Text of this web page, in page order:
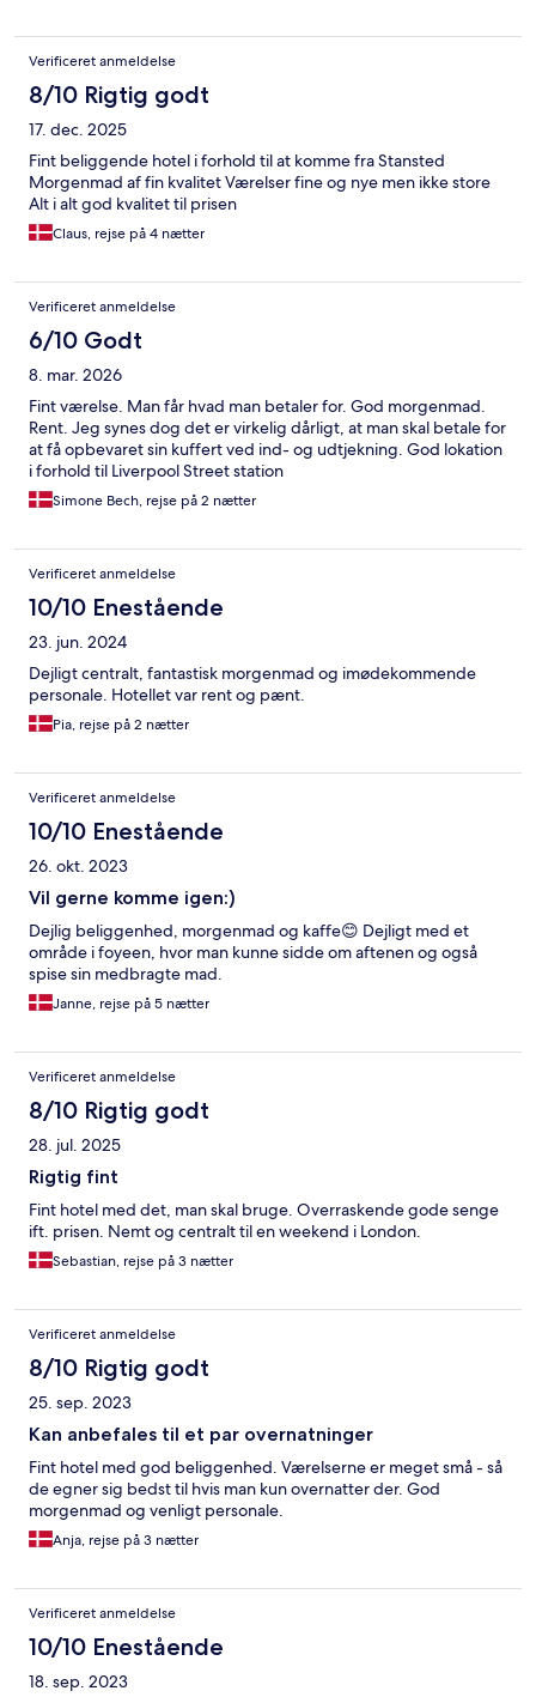
Verificeret anmeldelse
8/10 Rigtig godt
17. dec. 2025
Fint beliggende hotel i forhold til at komme fra Stansted
Morgenmad af fin kvalitet Værelser fine og nye men ikke store
Alt i alt god kvalitet til prisen
Claus, rejse på 4 nætter
Verificeret anmeldelse
6/10 Godt
8. mar. 2026
Fint værelse. Man får hvad man betaler for. God morgenmad.
Rent. Jeg synes dog det er virkelig dårligt, at man skal betale for
at få opbevaret sin kuffert ved ind- og udtjekning. God lokation
i forhold til Liverpool Street station
Simone Bech, rejse på 2 nætter
Verificeret anmeldelse
10/10 Enestående
23. jun. 2024
Dejligt centralt, fantastisk morgenmad og imødekommende
personale. Hotellet var rent og pænt.
Pia, rejse på 2 nætter
Verificeret anmeldelse
10/10 Enestående
26. okt. 2023
Vil gerne komme igen:)
Dejlig beliggenhed, morgenmad og kaffe😊 Dejligt med et
område i foyeen, hvor man kunne sidde om aftenen og også
spise sin medbragte mad.
Janne, rejse på 5 nætter
Verificeret anmeldelse
8/10 Rigtig godt
28. jul. 2025
Rigtig fint
Fint hotel med det, man skal bruge. Overraskende gode senge
ift. prisen. Nemt og centralt til en weekend i London.
Sebastian, rejse på 3 nætter
Verificeret anmeldelse
8/10 Rigtig godt
25. sep. 2023
Kan anbefales til et par overnatninger
Fint hotel med god beliggenhed. Værelserne er meget små - så
de egner sig bedst til hvis man kun overnatter der. God
morgenmad og venligt personale.
Anja, rejse på 3 nætter
Verificeret anmeldelse
10/10 Enestående
18. sep. 2023